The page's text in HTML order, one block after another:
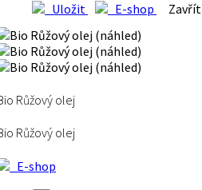
Uložit E-shop Zavřít
Růžový olej
Růžový olej
E-shop